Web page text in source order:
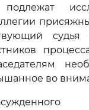
судья
во